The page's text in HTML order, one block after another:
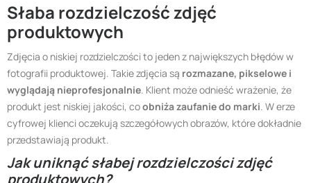
Słaba rozdzielczość zdjęć
produktowych
Zdjęcia o niskiej rozdzielczości to jeden z największych błędów w
fotografii produktowej. Takie zdjęcia są rozmazane, pikselowe i
wyglądają nieprofesjonalnie. Klient może odnieść wrażenie, że
produkt jest niskiej jakości, coobniża zaufanie do marki. W erze
cyfrowej klienci oczekują szczegółowych obrazów, które dokładnie
przedstawiają produkt.
Jak uniknąć słabej rozdzielczości zdjęć